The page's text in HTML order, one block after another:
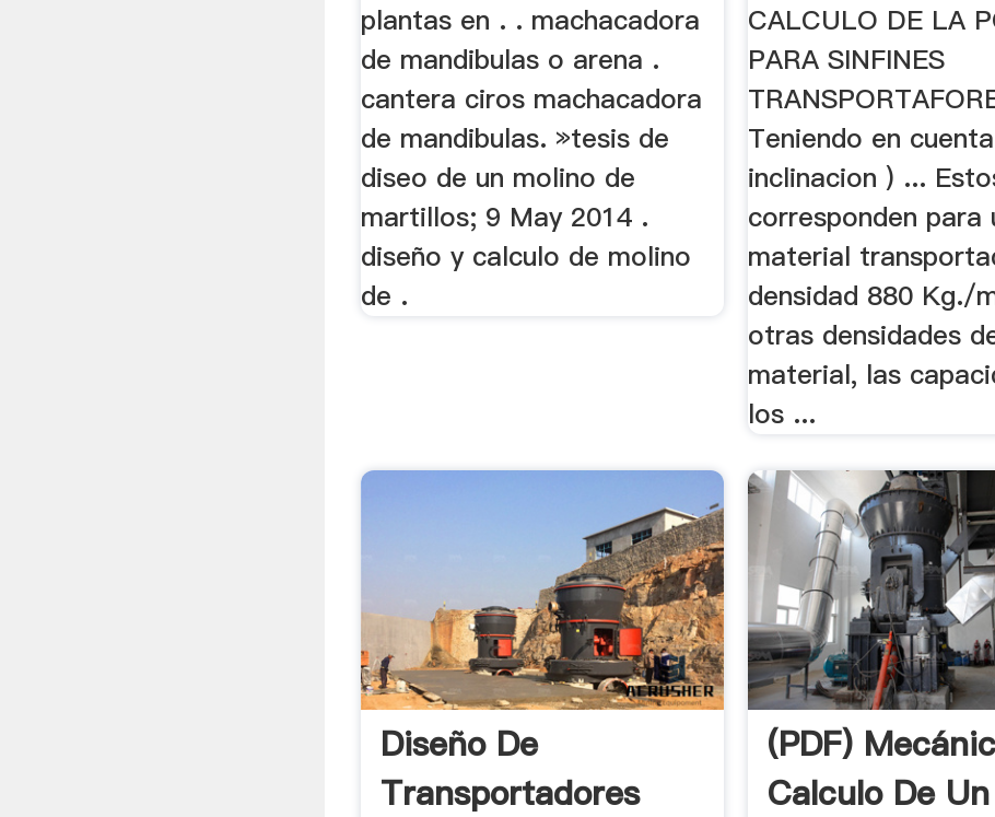
plantas en . . machacadora
de mandibulas o arena .
cantera ciros machacadora
de mandibulas. »tesis de
diseo de un molino de
martillos; 9 May 2014 .
diseño y calculo de molino
de .
CALCULO DE LA
PARA SINFINES
Teniendo en
inclinacion ) ...
corresponden para
material
densidad 880 Kg./
otras densidades
material, las
los ...
Diseño De
Transportadores
(PDF)
Calculo De Un